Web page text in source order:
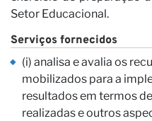
Setor Educacional.
Serviços fornecidos
(i) analisa e avalia os
mobilizados para a
resultados em termos
realizadas e outros